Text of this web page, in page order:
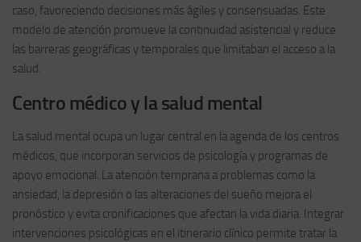
caso, favoreciendo decisiones más ágiles y consensuadas. Este
modelo de atención promueve la continuidad asistencial y reduce
las barreras geográficas y temporales que limitaban el acceso a la
salud.
Centro médico y la salud mental
La salud mental ocupa un lugar central en la agenda de los centros
médicos, que incorporan servicios de psicología y programas de
apoyo emocional. La atención temprana a problemas como la
ansiedad, la depresión o las alteraciones del sueño mejora el
pronóstico y evita cronificaciones que afectan la vida diaria. Integrar
intervenciones psicológicas en el itinerario clínico permite tratar la